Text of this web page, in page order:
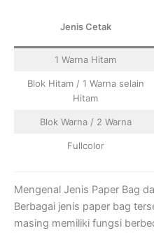
Jenis Cetak
1 Warna Hitam
Blok Hitam / 1 Warna selain
Hitam
Blok Warna / 2 Warna
Fullcolor
Mengenal Jenis Paper Bag
Berbagai jenis paper bag
masing memiliki fungsi